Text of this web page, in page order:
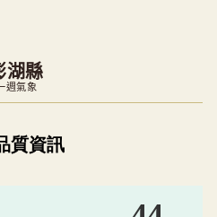
湖縣
週氣象
視覺預覽，完整即時空